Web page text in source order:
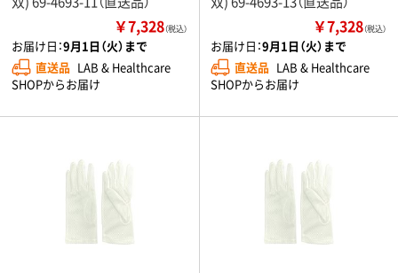
￥7,328（税込）
お届け日：9月1日（火）まで
直送品 LAB & Healthcare
SHOPからお届け
￥7,328（税込）
お届け日：9月1日（火）まで
直送品 LAB & Healthcare
SHOPからお届け